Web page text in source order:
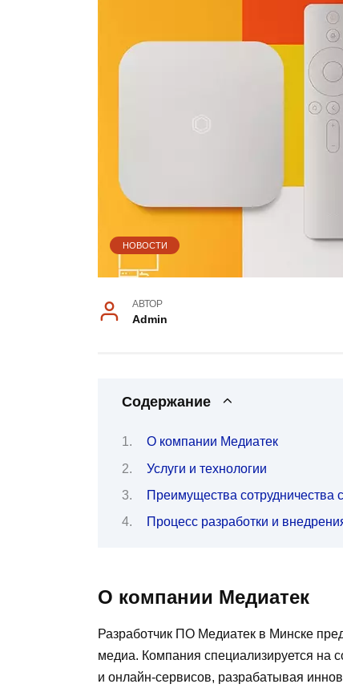
НОВОСТИ
АВТОР
Admin
Содержание
О компании Медиатек
Услуги и технологии
Преимущества сотрудничества
Процесс разработки и
О компании Медиатек
Разработчик ПО Медиатек в Минске
медиа. Компания специализируется на
и онлайн-сервисов, разрабатывая